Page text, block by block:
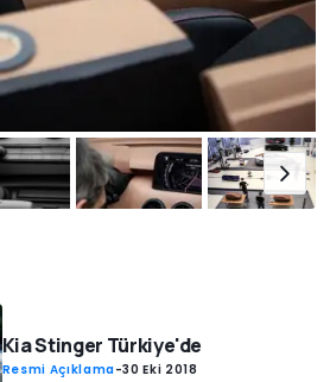
Kia Stinger Türkiye'de
Resmi Açıklama-30 Eki 2018